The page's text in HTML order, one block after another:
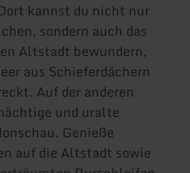
kannst du nicht nur
sondern auch das
Altstadt bewundern,
aus Schieferdächern
Auf der anderen
und uralte
Genieße
auf die Altstadt sowie